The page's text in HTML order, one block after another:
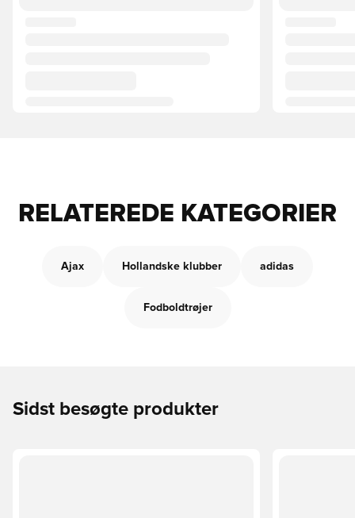
RELATEREDE KATEGORIER
Ajax Hollandske klubber adidas
Fodboldtrøjer
Sidst besøgte produkter